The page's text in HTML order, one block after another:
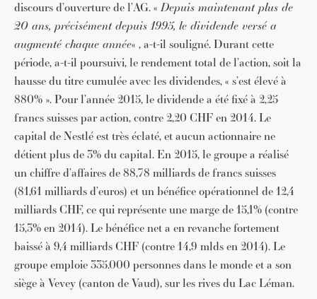
discours d’ouverture de l’AG. «Depuis maintenant plus de
20 ans, précisément depuis 1995, le dividende versé a
augmenté chaque année« , a-t-il souligné. Durant cette
période, a-t-il poursuivi, le rendement total de l’action, soit la
hausse du titre cumulée avec les dividendes, « s’est élevé à
880% ». Pour l’année 2015, le dividende a été fixé à 2,25
francs suisses par action, contre 2,20 CHF en 2014. Le
capital de Nestlé est très éclaté, et aucun actionnaire ne
détient plus de 3% du capital. En 2015, le groupe a réalisé
un chiffre d’affaires de 88,78 milliards de francs suisses
(81,61 milliards d’euros) et un bénéfice opérationnel de 12,4
milliards CHF, ce qui représente une marge de 15,1% (contre
15,3% en 2014). Le bénéfice net a en revanche fortement
baissé à 9,4 milliards CHF (contre 14,9 mlds en 2014). Le
groupe emploie 335.000 personnes dans le monde et a son
siège à Vevey (canton de Vaud), sur les rives du Lac Léman.